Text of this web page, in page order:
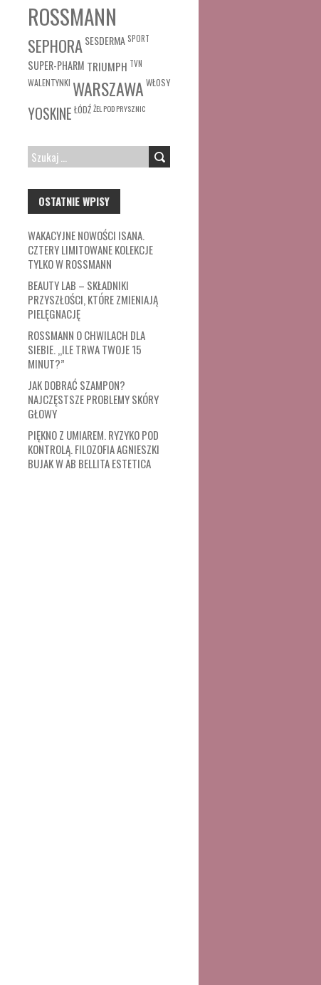
ROSSMANN
SEPHORASESDERMA SPORT
SUPER-PHARM TRIUMPH TVN
WALENTYNKI WARSZAWA WŁOSY
YOSKINE ŁÓDŹŻEL POD PRYSZNIC
SZUKAJ:
OSTATNIE WPISY
WAKACYJNE NOWOŚCI ISANA.
CZTERY LIMITOWANE KOLEKCJE
TYLKO W ROSSMANN
BEAUTY LAB – SKŁADNIKI
PRZYSZŁOŚCI, KTÓRE ZMIENIAJĄ
PIELĘGNACJĘ
ROSSMANN O CHWILACH DLA
SIEBIE. „ILE TRWA TWOJE 15
MINUT?”
JAK DOBRAĆ SZAMPON?
NAJCZĘSTSZE PROBLEMY SKÓRY
GŁOWY
PIĘKNO Z UMIAREM. RYZYKO POD
KONTROLĄ. FILOZOFIA AGNIESZKI
BUJAK W AB BELLITA ESTETICA